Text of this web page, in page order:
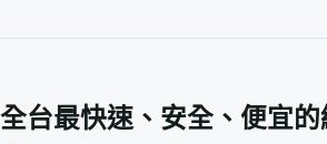
全台最快速、安全、便宜